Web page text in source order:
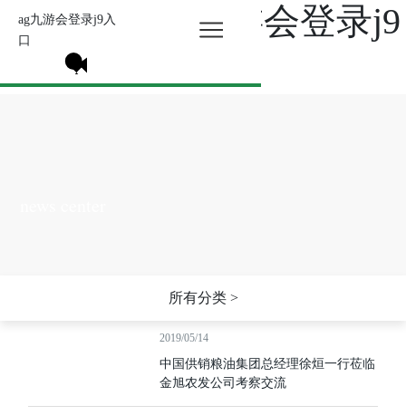
新闻中心-ag九游会登录j9
入口
ag九游会登录j9入
口
所有分类 >
2019/05/14
中国供销粮油集团总经理徐烜一行莅临
金旭农发公司考察交流